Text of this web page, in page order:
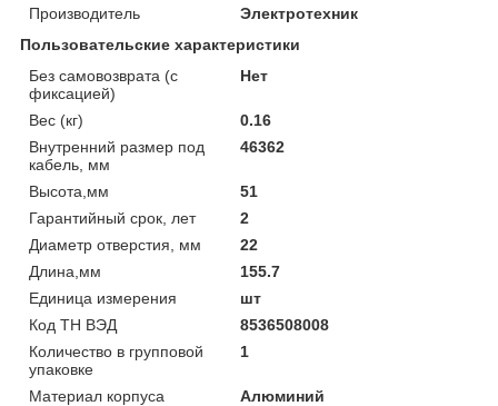
Производитель
Электротехник
Пользовательские характеристики
Без самовозврата (с
фиксацией)
Нет
Вес (кг)
0.16
Внутренний размер под
кабель, мм
46362
Высота,мм
51
Гарантийный срок, лет
2
Диаметр отверстия, мм
22
Длина,мм
155.7
Единица измерения
шт
Код ТН ВЭД
8536508008
Количество в групповой
упаковке
1
Материал корпуса
Алюминий